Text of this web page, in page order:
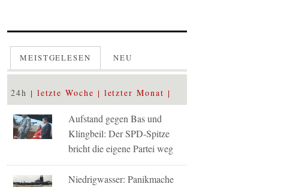
MEISTGELESEN NEU
24h letzte Woche letzter Monat
Aufstand gegen Bas und
Klingbeil: Der SPD-Spitze
bricht die eigene Partei weg
Niedrigwasser: Panikmache